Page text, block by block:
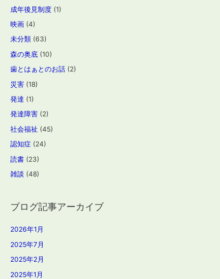
成年後見制度 (1)
映画 (4)
未分類 (63)
森の奥底 (10)
歯とはぁとのお話 (2)
災害 (18)
発達 (1)
発達障害 (2)
社会福祉 (45)
認知症 (24)
読書 (23)
雑談 (48)
ブログ記事アーカイブ
2026年1月
2025年7月
2025年2月
2025年1月